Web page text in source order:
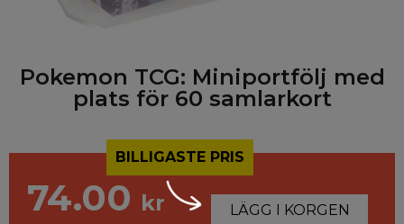
Pokemon TCG: Miniportfölj med
plats för 60 samlarkort
BILLIGASTE PRIS
74.00 kr LÄGG I KORGEN